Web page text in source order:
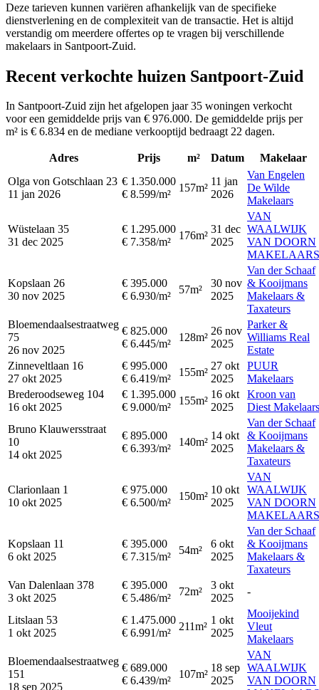
Deze tarieven kunnen variëren afhankelijk van de specifieke
dienstverlening en de complexiteit van de transactie. Het is altijd
verstandig om meerdere offertes op te vragen bij verschillende
makelaars in Santpoort-Zuid.
Recent verkochte huizen Santpoort-Zuid
In Santpoort-Zuid zijn het afgelopen jaar 35 woningen verkocht
voor een gemiddelde prijs van € 976.000. De gemiddelde prijs per
m² is € 6.834 en de mediane verkooptijd bedraagt 22 dagen.
Adres Prijs m² Datum
Makelaar
Olga von Gotschlaan 23
11 jan 2026
€ 1.350.000
€ 8.599/m²
157m²
11 jan
2026
Van Engelen
De Wilde
Makelaars
Wüstelaan 35
31 dec 2025
€ 1.295.000
€ 7.358/m²
176m²
31 dec
2025
VAN
WAALWIJK
VAN DOORN
MAKELAARS
Kopslaan 26
30 nov 2025
€ 395.000
€ 6.930/m²
57m²
30 nov
2025
Van der Schaaf
& Kooijmans
Makelaars &
Taxateurs
Bloemendaalsestraatweg
75
26 nov 2025
€ 825.000
€ 6.445/m²
128m²
26 nov
2025
Parker &
Williams Real
Estate
Zinneveltlaan 16
27 okt 2025
€ 995.000
€ 6.419/m²
155m²
27 okt
2025
PUUR
Makelaars
Brederoodseweg 104
16 okt 2025
€ 1.395.000
€ 9.000/m²
155m²
16 okt
2025
Kroon van
Diest Makelaars
Bruno Klauwersstraat
10
14 okt 2025
€ 895.000
€ 6.393/m²
140m²
14 okt
2025
Van der Schaaf
& Kooijmans
Makelaars &
Taxateurs
Clarionlaan 1
10 okt 2025
€ 975.000
€ 6.500/m²
150m²
10 okt
2025
VAN
WAALWIJK
VAN DOORN
MAKELAARS
Kopslaan 11
6 okt 2025
€ 395.000
€ 7.315/m²
54m²
6 okt
2025
Van der Schaaf
& Kooijmans
Makelaars &
Taxateurs
Van Dalenlaan 378
3 okt 2025
€ 395.000
€ 5.486/m²
72m²
3 okt
2025
-
Litslaan 53
1 okt 2025
€ 1.475.000
€ 6.991/m²
211m²
1 okt
2025
Mooijekind
Vleut
Makelaars
Bloemendaalsestraatweg
151
18 sep 2025
€ 689.000
€ 6.439/m²
107m²
18 sep
2025
VAN
WAALWIJK
VAN DOORN